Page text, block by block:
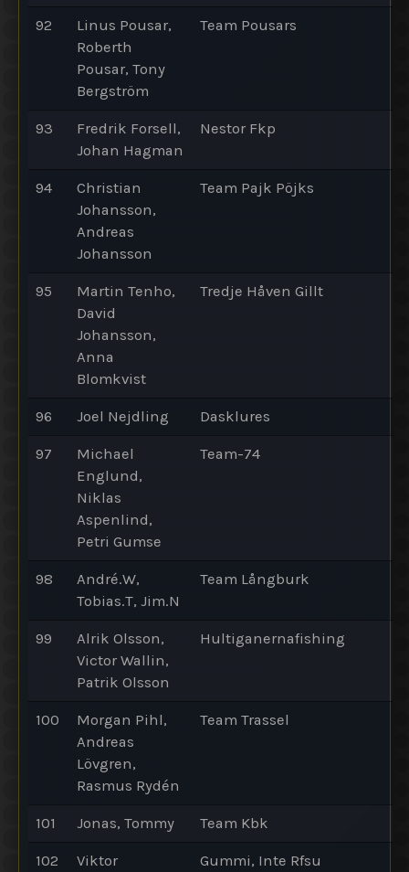
92
Linus Pousar,
Roberth
Pousar, Tony
Bergström
Team Pousars
93
Fredrik Forsell,
Johan Hagman
Nestor Fkp
94
Christian
Johansson,
Andreas
Johansson
Team Pajk Pöjks
95
Martin Tenho,
David
Johansson,
Anna
Blomkvist
Tredje Håven Gillt
96 Joel Nejdling Dasklures
97
Michael
Englund,
Niklas
Aspenlind,
Petri Gumse
Team-74
98
André.W,
Tobias.T, Jim.N
Team Långburk
99
Alrik Olsson,
Victor Wallin,
Patrik Olsson
Hultiganernafishing
100
Morgan Pihl,
Andreas
Lövgren,
Rasmus Rydén
Team Trassel
101 Jonas, Tommy Team Kbk
102
Viktor
Gummi, Inte Rfsu